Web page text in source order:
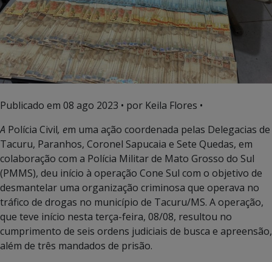
Publicado em 08 ago 2023 • por Keila Flores •
A Polícia Civil, em uma ação coordenada pelas Delegacias de
Tacuru, Paranhos, Coronel Sapucaia e Sete Quedas, em
colaboração com a Polícia Militar de Mato Grosso do Sul
(PMMS), deu início à operação Cone Sul com o objetivo de
desmantelar uma organização criminosa que operava no
tráfico de drogas no município de Tacuru/MS. A operação,
que teve início nesta terça-feira, 08/08, resultou no
cumprimento de seis ordens judiciais de busca e apreensão,
além de três mandados de prisão.